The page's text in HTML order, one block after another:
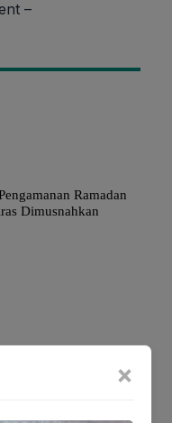
–
Ramadan
Dimusnahkan
Jual Petasan ×